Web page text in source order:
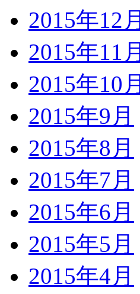
2015年12月
2015年11月
2015年10月
2015年9月
2015年8月
2015年7月
2015年6月
2015年5月
2015年4月